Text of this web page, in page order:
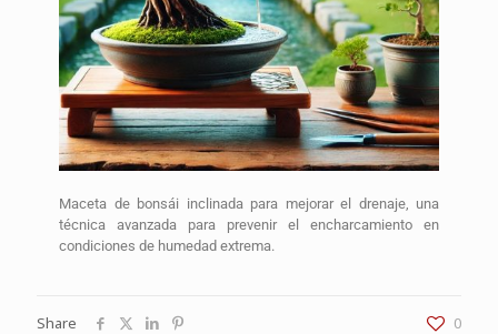
Maceta de bonsái inclinada para mejorar el drenaje, una
técnica avanzada para prevenir el encharcamiento en
condiciones de humedad extrema.
Share 0